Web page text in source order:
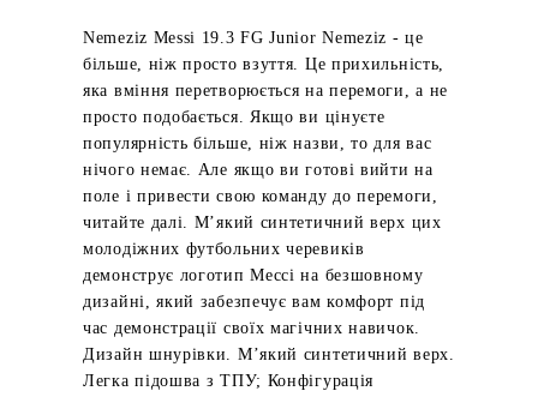
Nemeziz Messi 19.3 FG Junior Nemeziz - це
більше, ніж просто взуття. Це прихильність,
яка вміння перетворюється на перемоги, а не
просто подобається. Якщо ви цінуєте
популярність більше, ніж назви, то для вас
нічого немає. Але якщо ви готові вийти на
поле і привести свою команду до перемоги,
читайте далі. М’який синтетичний верх цих
молодіжних футбольних черевиків
демонструє логотип Мессі на безшовному
дизайні, який забезпечує вам комфорт під
час демонстрації своїх магічних навичок.
Дизайн шнурівки. М’який синтетичний верх.
Легка підошва з ТПУ; Конфігурація